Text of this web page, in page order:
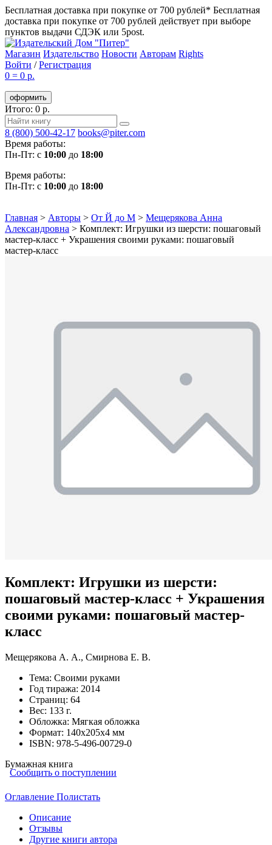
Бесплатная доставка при покупке от 700 рублей* Бесплатная
доставка при покупке от 700 рублей действует при выборе
пунктов выдачи СДЭК или 5post.
Магазин Издательство Новости Авторам Rights
Войти /Регистрация
0 = 0 р.
оформить
Итого: 0 р.
8 (800) 500-42-17 books@piter.com
Время работы:
Пн-Пт: с 10:00 до 18:00
Время работы:
Пн-Пт: с 10:00 до 18:00
Главная > Авторы > От Й до М > Мещерякова Анна
Александровна > Комплект: Игрушки из шерсти: пошаговый
мастер-класс + Украшения своими руками: пошаговый
мастер-класс
Комплект: Игрушки из шерсти:
пошаговый мастер-класс + Украшения
своими руками: пошаговый мастер-
класс
Мещерякова А. А., Смирнова Е. В.
Тема: Своими руками
Год тиража: 2014
Страниц: 64
Вес: 133 г.
Обложка: Мягкая обложка
Формат: 140х205х4 мм
ISBN: 978-5-496-00729-0
Бумажная книга
Сообщить о поступлении
Оглавление Полистать
Описание
Отзывы
Другие книги автора